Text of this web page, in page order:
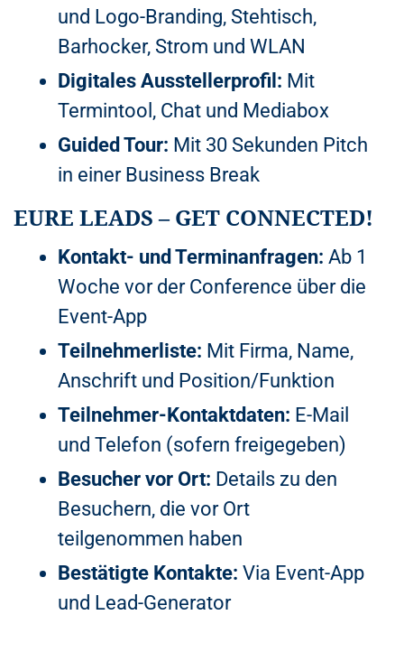
und Logo-Branding, Stehtisch,
Barhocker, Strom und WLAN
Digitales Ausstellerprofil: Mit
Termintool, Chat und Mediabox
Guided Tour: Mit 30 Sekunden Pitch
in einer Business Break
EURE LEADS – GET CONNECTED!
Kontakt- und Terminanfragen: Ab 1
Woche vor der Conference über die
Event-App
Teilnehmerliste: Mit Firma, Name,
Anschrift und Position/Funktion
Teilnehmer-Kontaktdaten: E-Mail
und Telefon (sofern freigegeben)
Besucher vor Ort: Details zu den
Besuchern, die vor Ort
teilgenommen haben
Bestätigte Kontakte: Via Event-App
und Lead-Generator